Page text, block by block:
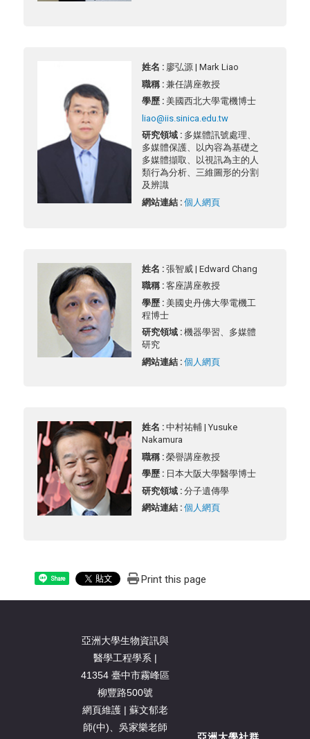
姓名 : 廖弘源 | Mark Liao
職稱 : 兼任講座教授
學歷 : 美國西北大學電機博士
liao@iis.sinica.edu.tw
研究領域 : 多媒體訊號處理、
多媒體保護、以內容為基礎之
多媒體擷取、以視訊為主的人
類行為分析、三維圖形的分割
及辨識
網站連結 : 個人網頁
姓名 : 張智威 | Edward Chang
職稱 : 客座講座教授
學歷 : 美國史丹佛大學電機工
程博士
研究領域 : 機器學習、多媒體
研究
網站連結 : 個人網頁
姓名 : 中村祐輔 | Yusuke
Nakamura
職稱 : 榮譽講座教授
學歷 : 日本大阪大學醫學博士
研究領域 : 分子遺傳學
網站連結 : 個人網頁
Share Print this page
亞洲大學生物資訊與
醫學工程學系 |
41354 臺中市霧峰區
柳豐路500號
網頁維護 | 蘇文郁老
師(中)、吳家樂老師